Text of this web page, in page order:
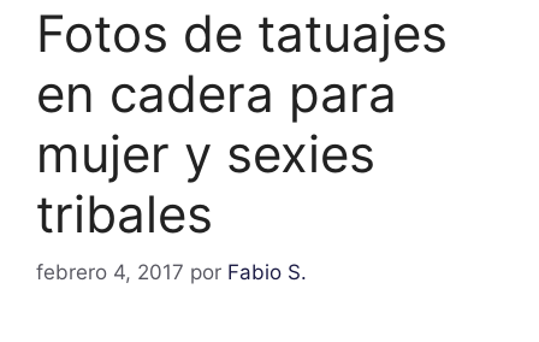
Fotos de tatuajes
en cadera para
mujer y sexies
tribales
febrero 4, 2017 por Fabio S.